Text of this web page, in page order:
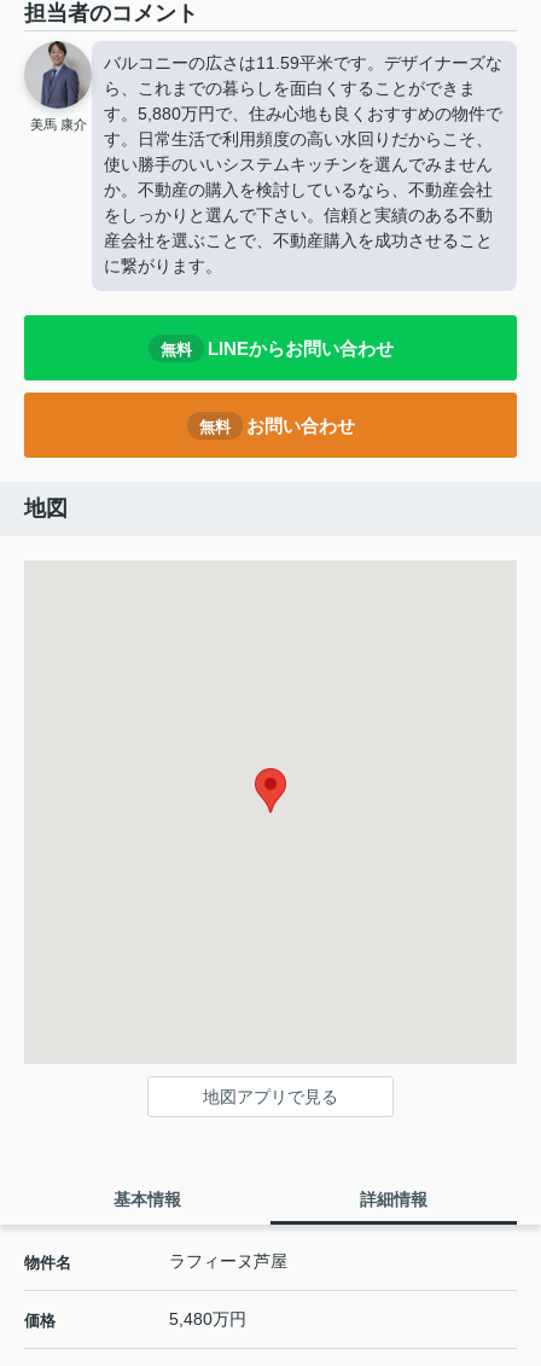
担当者のコメント
美馬 康介
バルコニーの広さは11.59平米です。デザイナーズな
ら、これまでの暮らしを面白くすることができま
す。5,880万円で、住み心地も良くおすすめの物件で
す。日常生活で利用頻度の高い水回りだからこそ、
使い勝手のいいシステムキッチンを選んでみません
か。不動産の購入を検討しているなら、不動産会社
をしっかりと選んで下さい。信頼と実績のある不動
産会社を選ぶことで、不動産購入を成功させること
に繋がります。
無料 LINEからお問い合わせ
無料 お問い合わせ
地図
地図アプリで見る
基本情報 詳細情報
物件名 ラフィーヌ芦屋
価格 5,480万円